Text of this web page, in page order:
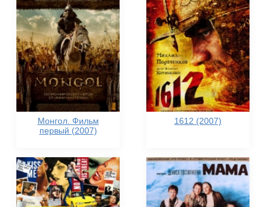
Монгол. Фильм
первый (2007)
1612 (2007)